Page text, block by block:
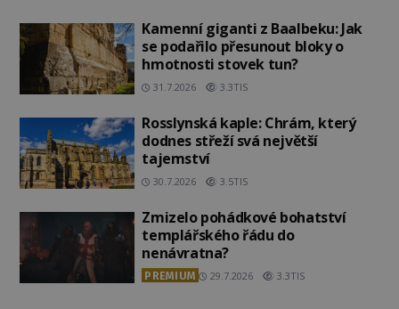
Kamenní giganti z Baalbeku: Jak
se podařilo přesunout bloky o
hmotnosti stovek tun?
31.7.2026 3.3TIS
Rosslynská kaple: Chrám, který
dodnes střeží svá největší
tajemství
30.7.2026 3.5TIS
Zmizelo pohádkové bohatství
templářského řádu do
nenávratna?
PREMIUM 29.7.2026 3.3TIS